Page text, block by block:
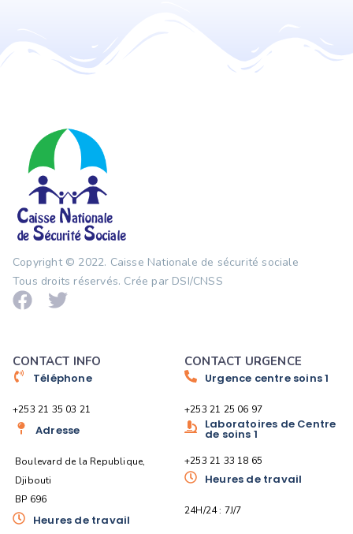
Copyright © 2022. Caisse Nationale de sécurité sociale
Tous droits réservés. Crée par DSI/CNSS
CONTACT INFO
Téléphone
+253 21 35 03 21
Adresse
Boulevard de la Republique,
Djibouti
BP 696
Heures de travail
CONTACT URGENCE
Urgence centre soins 1
+253 21 25 06 97
Laboratoires de Centre
de soins 1
+253 21 33 18 65
Heures de travail
24H/24 : 7J/7